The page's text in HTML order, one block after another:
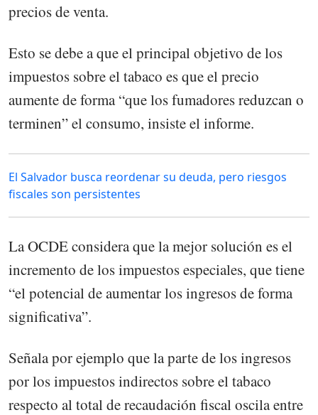
precios de venta.
Esto se debe a que el principal objetivo de los
impuestos sobre el tabaco es que el precio
aumente de forma “que los fumadores reduzcan o
terminen” el consumo, insiste el informe.
El Salvador busca reordenar su deuda, pero riesgos
fiscales son persistentes
La OCDE considera que la mejor solución es el
incremento de los impuestos especiales, que tiene
“el potencial de aumentar los ingresos de forma
significativa”.
Señala por ejemplo que la parte de los ingresos
por los impuestos indirectos sobre el tabaco
respecto al total de recaudación fiscal oscila entre